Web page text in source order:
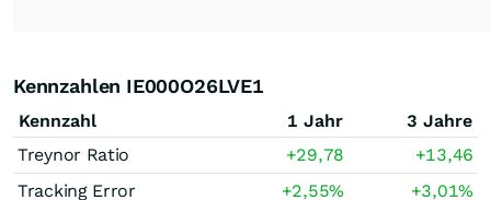
Kennzahlen IE000O26LVE1
Kennzahl 1 Jahr
3 Jahre
Treynor Ratio
+29,78
+13,46
Tracking Error
+2,55% +3,01%